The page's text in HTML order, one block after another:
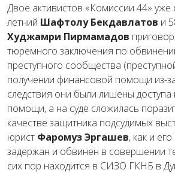
Двое активистов «Комиссии 44» уже
летний Шафтолу Бекдавлатов и
Худжамри Пирмамадов
тюремного заключения по
преступного сообщества
получении финансовой помощи из-
следствия они были лишены доступа
помощи, а на суде сложилась
качестве защитника подсудимых
юрист Фаромуз Эргашев, как и
задержан и обвинен в совершении
сих пор находится в СИЗО ГКНБ в